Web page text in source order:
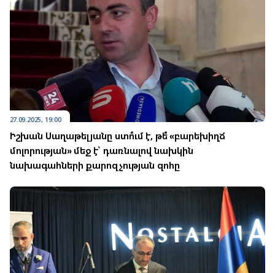
27.09.2025, 19:00
Իշխան Սաղաթելյանը ստո՞ւմ է, թե՞ «բարեխիղճ
մոլորության» մեջ է՝ դառնալով նախկին
նախագահների քարոզչության զոհը